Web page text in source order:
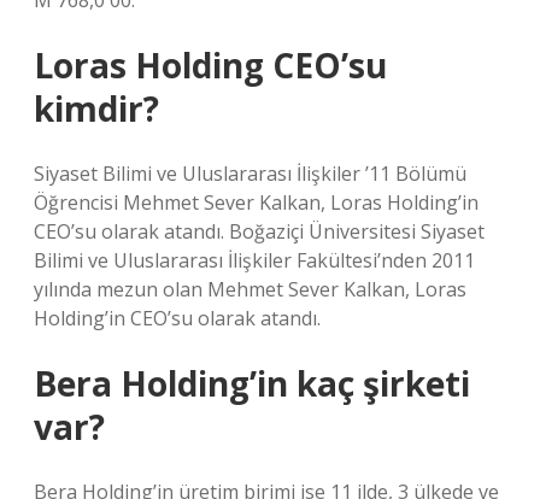
Loras Holding CEO’su
kimdir?
Siyaset Bilimi ve Uluslararası İlişkiler ’11 Bölümü
Öğrencisi Mehmet Sever Kalkan, Loras Holding’in
CEO’su olarak atandı. Boğaziçi Üniversitesi Siyaset
Bilimi ve Uluslararası İlişkiler Fakültesi’nden 2011
yılında mezun olan Mehmet Sever Kalkan, Loras
Holding’in CEO’su olarak atandı.
Bera Holding’in kaç şirketi
var?
Bera Holding’in üretim birimi ise 11 ilde, 3 ülkede ve